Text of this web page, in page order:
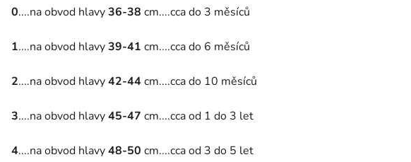
0....na obvod hlavy36-38 cm....cca do 3 měsíců
1....na obvod hlavy39-41 cm....cca do 6 měsíců
2....na obvod hlavy42-44cm....cca do 10 měsíců
3....na obvod hlavy45-47 cm....cca od 1 do 3 let
4....na obvod hlavy48-50 cm....cca od 3 do 5 let